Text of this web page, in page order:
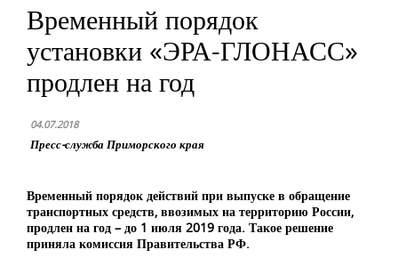
Временный порядок
установки «ЭРА-ГЛОНАСС»
продлен на год
04.07.2018
Пресс-служба Приморского края
Временный порядок действий при выпуске в обращение
транспортных средств, ввозимых на территорию России,
продлен на год – до 1 июля 2019 года. Такое решение
приняла комиссия Правительства РФ.